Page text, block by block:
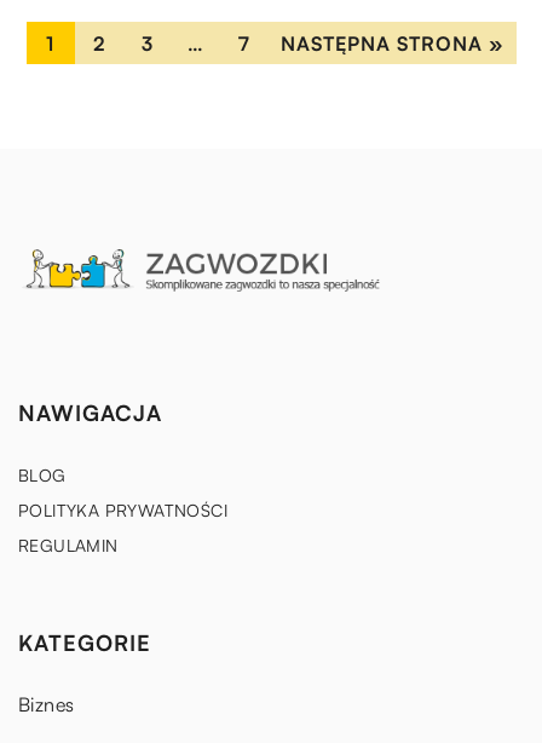
1 2 3 … 7 NASTĘPNA STRONA »
NAWIGACJA
BLOG
POLITYKA PRYWATNOŚCI
REGULAMIN
KATEGORIE
Biznes